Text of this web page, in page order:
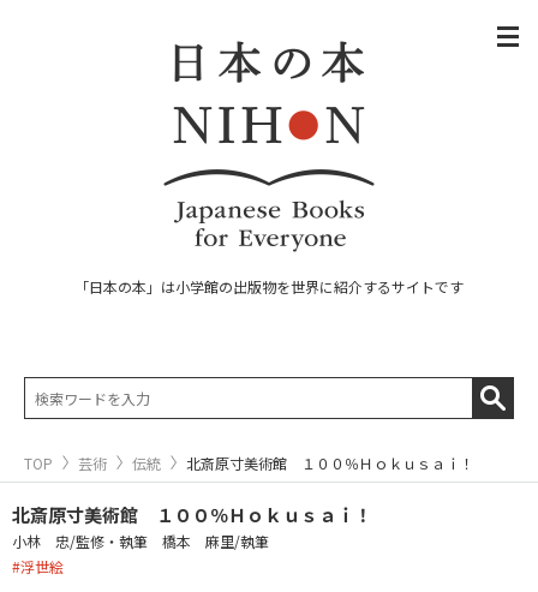
「日本の本」は小学館の出版物を世界に紹介するサイトです
TOP 芸術 伝統 北斎原寸美術館 １００％Ｈｏｋｕｓａｉ！
北斎原寸美術館 １００％Ｈｏｋｕｓａｉ！
小林 忠/監修・執筆 橋本 麻里/執筆
#浮世絵